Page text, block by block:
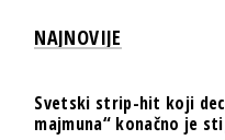
NAJNOVIJE
Svetski strip-hit koji
majmuna“ konačno je